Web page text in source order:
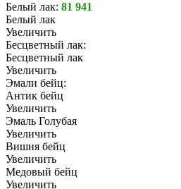
Белый лак: 81 941
Белый лак
Увеличить
Бесцветный лак:
Бесцветный лак
Увеличить
Эмали бейц:
Антик бейц
Увеличить
Эмаль Голубая
Увеличить
Вишня бейц
Увеличить
Медовый бейц
Увеличить